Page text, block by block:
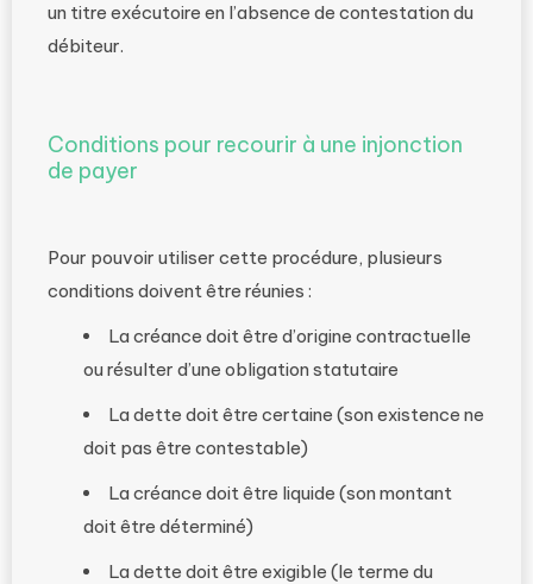
un titre exécutoire en l’absence de contestation du
débiteur.
Conditions pour recourir à une injonction
de payer
Pour pouvoir utiliser cette procédure, plusieurs
conditions doivent être réunies :
La créance doit être d’origine contractuelle
ou résulter d’une obligation statutaire
La dette doit être certaine (son existence ne
doit pas être contestable)
La créance doit être liquide (son montant
doit être déterminé)
La dette doit être exigible (le terme du